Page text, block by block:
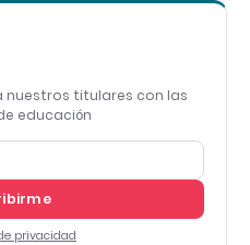
nuestros titulares con las
educación
privacidad